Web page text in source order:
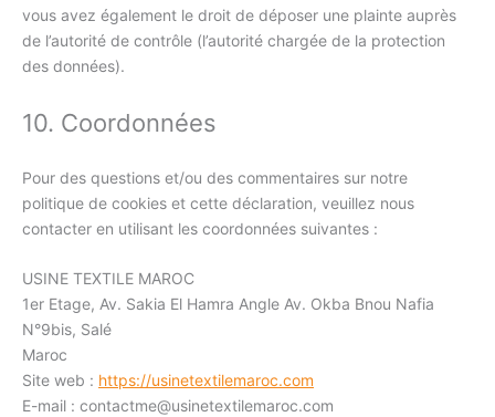
vous avez également le droit de déposer une plainte auprès
de l’autorité de contrôle (l’autorité chargée de la protection
des données).
10. Coordonnées
Pour des questions et/ou des commentaires sur notre
politique de cookies et cette déclaration, veuillez nous
contacter en utilisant les coordonnées suivantes :
USINE TEXTILE MAROC
1er Etage, Av. Sakia El Hamra Angle Av. Okba Bnou Nafia
N°9bis, Salé
Maroc
Site web : https://usinetextilemaroc.com
E-mail : contactme@usinetextilemaroc.com